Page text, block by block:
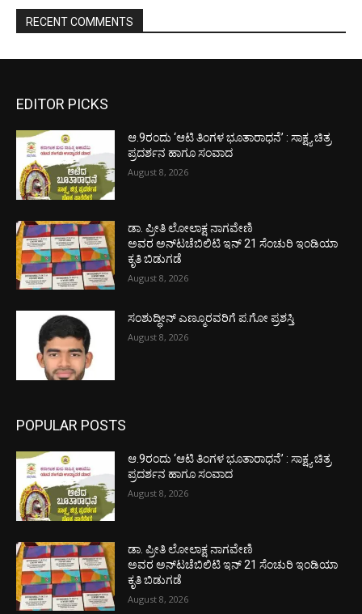
RECENT COMMENTS
EDITOR PICKS
ಆ.9ರಂದು ‘ಆಟಿ ತಿಂಗಳ ಭೂತಾರಾಧನೆ’ : ಸಾಕ್ಷ್ಯ ಚಿತ್ರ
ಪ್ರದರ್ಶನ ಹಾಗೂ ಸಂವಾದ
August 8, 2026
ಡಾ. ಪ್ರೀತಿ ಲೋಲಾಕ್ಷ ನಾಗವೇಣಿ
ಅವರ ಅನ್‌ಟಚೆಬಿಲಿಟಿ ಇನ್ 21 ಸೆಂಚುರಿ ಇಂಡಿಯಾ
ಕೃತಿ ಬಿಡುಗಡೆ
August 8, 2026
ಸಂಶುದ್ಧೀನ್ ಎಣ್ಮೂರವರಿಗೆ ಪ.ಗೋ ಪ್ರಶಸ್ತಿ
August 8, 2026
POPULAR POSTS
ಆ.9ರಂದು ‘ಆಟಿ ತಿಂಗಳ ಭೂತಾರಾಧನೆ’ : ಸಾಕ್ಷ್ಯ ಚಿತ್ರ
ಪ್ರದರ್ಶನ ಹಾಗೂ ಸಂವಾದ
August 8, 2026
ಡಾ. ಪ್ರೀತಿ ಲೋಲಾಕ್ಷ ನಾಗವೇಣಿ
ಅವರ ಅನ್‌ಟಚೆಬಿಲಿಟಿ ಇನ್ 21 ಸೆಂಚುರಿ ಇಂಡಿಯಾ
ಕೃತಿ ಬಿಡುಗಡೆ
August 8, 2026